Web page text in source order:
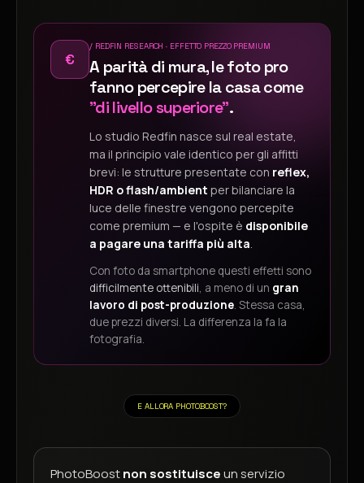
€
/ REDFIN RESEARCH · EFFETTO PREZZO PREMIUM
A parità di mura, le foto pro
fanno percepire la casa come
"di livello superiore".
Lo studio Redfin nasce sul real estate,
ma il principio vale identico per gli affitti
brevi: le strutture presentate con reflex,
HDR o flash/ambient per bilanciare la
luce delle finestre vengono percepite
come premium — e l'ospite è disponibile
a pagare una tariffa più alta.
Con foto da smartphone questi effetti sono
difficilmente ottenibili, a meno di un gran
lavoro di post-produzione. Stessa casa,
due prezzi diversi. La differenza la fa la
fotografia.
E ALLORA PHOTOBOOST?
PhotoBoostnon sostituisceun servizio